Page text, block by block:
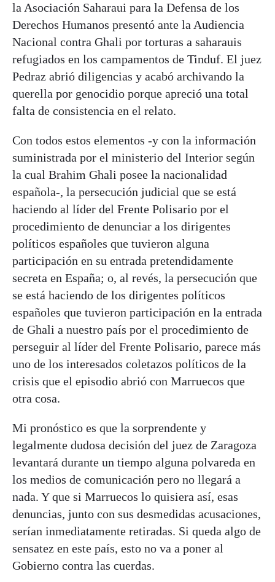
la Asociación Saharaui para la Defensa de los
Derechos Humanos presentó ante la Audiencia
Nacional contra Ghali por torturas a saharauis
refugiados en los campamentos de Tinduf. El juez
Pedraz abrió diligencias y acabó archivando la
querella por genocidio porque apreció una total
falta de consistencia en el relato.
Con todos estos elementos -y con la información
suministrada por el ministerio del Interior según
la cual Brahim Ghali posee la nacionalidad
española-, la persecución judicial que se está
haciendo al líder del Frente Polisario por el
procedimiento de denunciar a los dirigentes
políticos españoles que tuvieron alguna
participación en su entrada pretendidamente
secreta en España; o, al revés, la persecución que
se está haciendo de los dirigentes políticos
españoles que tuvieron participación en la entrada
de Ghali a nuestro país por el procedimiento de
perseguir al líder del Frente Polisario, parece más
uno de los interesados coletazos políticos de la
crisis que el episodio abrió con Marruecos que
otra cosa.
Mi pronóstico es que la sorprendente y
legalmente dudosa decisión del juez de Zaragoza
levantará durante un tiempo alguna polvareda en
los medios de comunicación pero no llegará a
nada. Y que si Marruecos lo quisiera así, esas
denuncias, junto con sus desmedidas acusaciones,
serían inmediatamente retiradas. Si queda algo de
sensatez en este país, esto no va a poner al
Gobierno contra las cuerdas.